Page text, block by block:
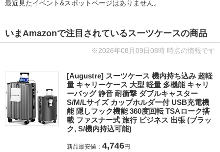
最近見たイベント&スポットページはありません。
いまAmazonで注目されているスーツケースの商品
※2026年08月09日08時 時点の情報です
[Augustre] スーツケース 機内持ち込み 超軽
量 キャリーケース 大型 軽量 多機能 キャリ
ーバッグ 静音 耐衝撃 ダブルキャスター
S/M/Lサイズ カップホルダー付 USB充電機
能 隠しフック機能 360度回転 TSAローク搭
載 ファスナー式 旅行 ビジネス 出張 (ブラッ
ク, S/機内持込可能)
新品最安値： 4,746円